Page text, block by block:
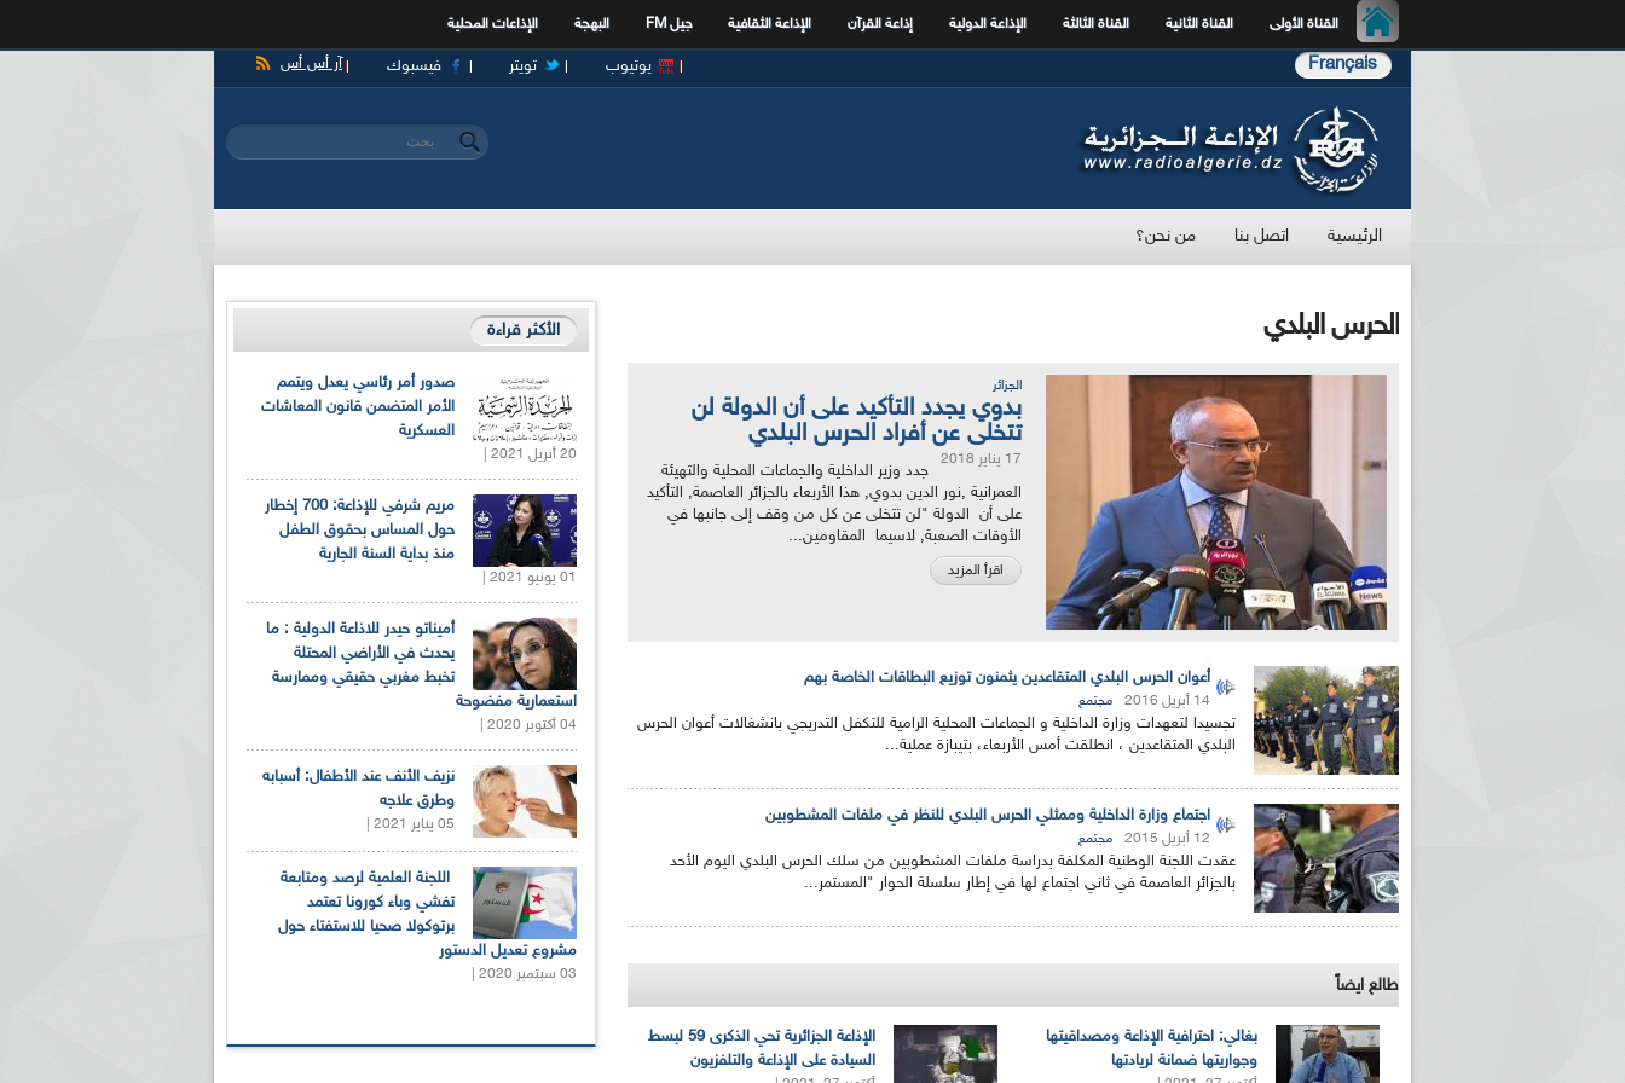
القناة الأولى القناة الثانية القناة الثالثة الإذاعة الدولية إذاعة القرآن الإذاعة الثقافية جيل FM البهجة الإذاعات المحلية
Français آر أس أس فيسبوك تويتر يوتيوب
استمارة البحث
‏بحث ‏
الرئيسية اتصل بنا من نحن؟
الحرس البلدي
الجزائر
بدوي يجدد التأكيد على أن الدولة لن
تتخلى عن أفراد الحرس البلدي
17 يناير 2018
جدد وزير الداخلية والجماعات المحلية والتهيئة
العمرانية ,نور الدين بدوي, هذا الأربعاء بالجزائر العاصمة, التأكيد
على أن الدولة "لن تتخلى عن كل من وقف إلى جانبها في
الأوقات الصعبة, لاسيما المقاومين...
اقرأ المزيد
أعوان الحرس البلدي المتقاعدين يثمنون توزيع البطاقات الخاصة بهم
14 أبريل 2016 مجتمع
تجسيدا لتعهدات وزارة الداخلية و الجماعات المحلية الرامية للتكفل التدريجي بانشغالات أعوان الحرس
البلدي المتقاعدين ، انطلقت أمس الأربعاء، بتيبازة عملية...
اجتماع وزارة الداخلية وممثلي الحرس البلدي للنظر في ملفات المشطوبين
12 أبريل 2015 مجتمع
عقدت اللجنة الوطنية المكلفة بدراسة ملفات المشطوبين من سلك الحرس البلدي اليوم الأحد
بالجزائر العاصمة في ثاني اجتماع لها في إطار سلسلة الحوار "المستمر...
طالع ايضاً
الإذاعة الجزائرية تحي الذكرى 59 لبسط
السيادة على الإذاعة والتلفزيون
بغالي: احترافية الإذاعة ومصداقيتها
وجواريتها ضمانة لريادتها
الأكثر قراءة
صدور أمر رئاسي يعدل ويتمم
الأمر المتضمن قانون المعاشات
العسكرية
20 أبريل 2021 |
مريم شرفي للإذاعة: 700 إخطار
حول المساس بحقوق الطفل
منذ بداية السنة الجارية
01 يونيو 2021 |
أميناتو حيدر للاذاعة الدولية : ما
يحدث في الأراضي المحتلة
تخبط مغربي حقيقي وممارسة
استعمارية مفضوحة
04 أكتوبر 2020 |
نزيف الأنف عند الأطفال: أسبابه
وطرق علاجه
05 يناير 2021 |
اللجنة العلمية لرصد ومتابعة
تفشي وباء كورونا تعتمد
برتوكولا صحيا للاستفتاء حول
مشروع تعديل الدستور
03 سبتمبر 2020 |